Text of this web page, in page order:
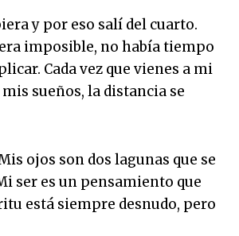
y por eso salí del cuarto.
imposible, no había tiempo
Cada vez que vienes a mi
sueños, la distancia se
ojos son dos lagunas que se
ser es un pensamiento que
está siempre desnudo, pero